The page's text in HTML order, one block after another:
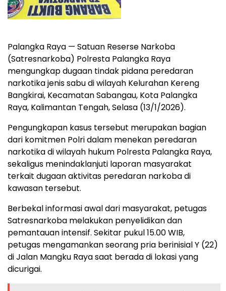
Palangka Raya — Satuan Reserse Narkoba
(Satresnarkoba) Polresta Palangka Raya
mengungkap dugaan tindak pidana peredaran
narkotika jenis sabu di wilayah Kelurahan Kereng
Bangkirai, Kecamatan Sabangau, Kota Palangka
Raya, Kalimantan Tengah, Selasa (13/1/2026).
Pengungkapan kasus tersebut merupakan bagian
dari komitmen Polri dalam menekan peredaran
narkotika di wilayah hukum Polresta Palangka Raya,
sekaligus menindaklanjuti laporan masyarakat
terkait dugaan aktivitas peredaran narkoba di
kawasan tersebut.
Berbekal informasi awal dari masyarakat, petugas
Satresnarkoba melakukan penyelidikan dan
pemantauan intensif. Sekitar pukul 15.00 WIB,
petugas mengamankan seorang pria berinisial Y (22)
di Jalan Mangku Raya saat berada di lokasi yang
dicurigai.